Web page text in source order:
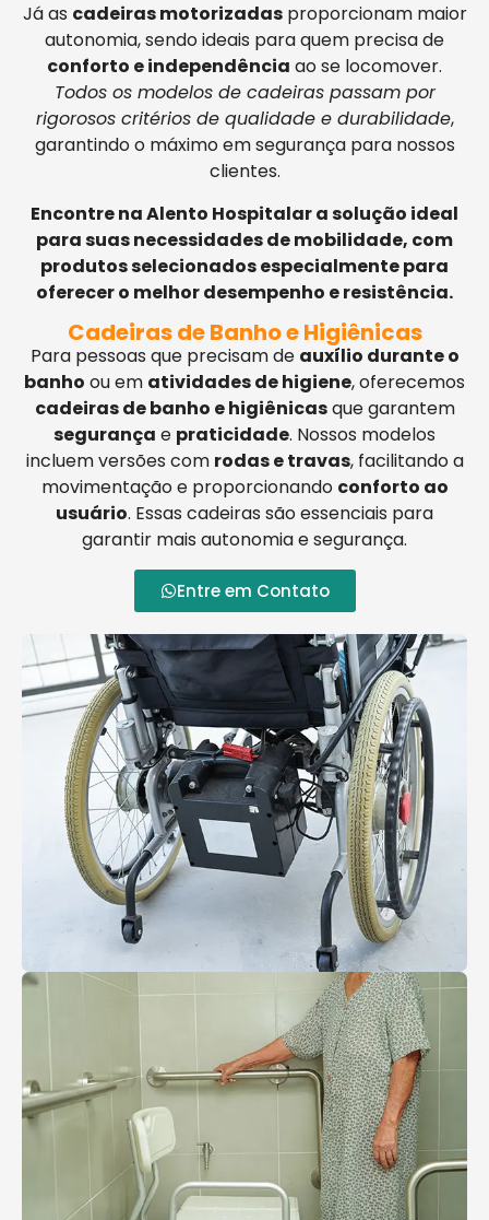
Já as cadeiras motorizadasproporcionam maior
autonomia, sendo ideais para quem precisa de
conforto e independência ao se locomover.
Todos os modelos de cadeiras passam por
rigorosos critérios de qualidade e durabilidade,
garantindo o máximo em segurança para nossos
clientes.
Encontre na Alento Hospitalar a solução ideal
para suas necessidades de mobilidade, com
produtos selecionados especialmente para
oferecer o melhor desempenho e resistência.
Cadeiras de Banho e Higiênicas
Para pessoas que precisam de auxílio durante o
banho ou em atividades de higiene, oferecemos
cadeiras de banho e higiênicasque garantem
segurança e praticidade. Nossos modelos
incluem versões com rodas e travas, facilitando a
movimentação e proporcionando conforto ao
usuário. Essas cadeiras são essenciais para
garantir mais autonomia e segurança.
Entre em Contato